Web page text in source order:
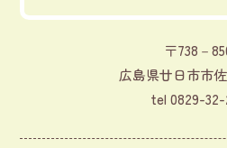
〒738－
広島県廿日市市
tel 0829-32-